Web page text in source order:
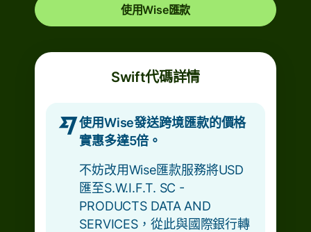
使用Wise匯款
Swift代碼詳情
使用Wise發送跨境匯款的價格
實惠多達5倍。
不妨改用Wise匯款服務將USD
匯至S.W.I.F.T. SC -
PRODUCTS DATA AND
SERVICES，從此與國際銀行轉